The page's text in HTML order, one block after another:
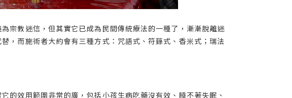
宗教迷信，但其實它已成為民間傳統療法的一種了，漸漸脫離迷
，而施術者大約會有三種方式：咒語式、符籙式、香米式；瑞法
的效用範圍非常的廣，包括小孩生病吃藥沒有效、睡不著失眠、